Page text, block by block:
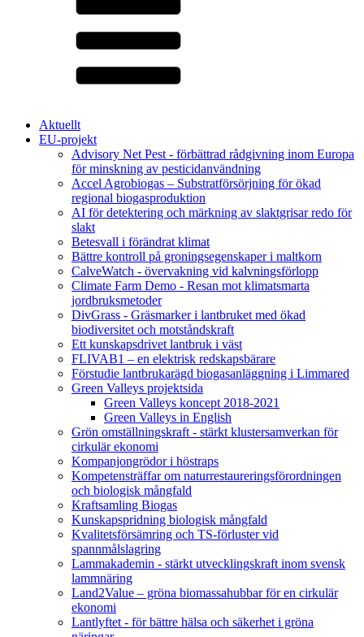
Aktuellt
EU-projekt
Advisory Net Pest - förbättrad rådgivning inom Europa
för minskning av pesticidanvändning
Accel Agrobiogas – Substratförsörjning för ökad
regional biogasproduktion
AI för detektering och märkning av slaktgrisar redo för
slakt
Betesvall i förändrat klimat
Bättre kontroll på groningsegenskaper i maltkorn
CalveWatch - övervakning vid kalvningsförlopp
Climate Farm Demo - Resan mot klimatsmarta
jordbruksmetoder
DivGrass - Gräsmarker i lantbruket med ökad
biodiversitet och motståndskraft
Ett kunskapsdrivet lantbruk i väst
FLIVAB1 – en elektrisk redskapsbärare
Förstudie lantbrukarägd biogasanläggning i Limmared
Green Valleys projektsida
Green Valleys koncept 2018-2021
Green Valleys in English
Grön omställningskraft - stärkt klustersamverkan för
cirkulär ekonomi
Kompanjongrödor i höstraps
Kompetensträffar om naturrestaureringsförordningen
och biologisk mångfald
Kraftsamling Biogas
Kunskapspridning biologisk mångfald
Kvalitetsförsämring och TS-förluster vid
spannmålslagring
Lammakademin - stärkt utvecklingskraft inom svensk
lammnäring
Land2Value – gröna biomassahubbar för en cirkulär
ekonomi
Lantlyftet - för bättre hälsa och säkerhet i gröna